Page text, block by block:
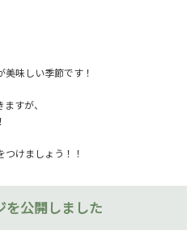
味しい季節です！
すが、
けましょう！！
を公開しました